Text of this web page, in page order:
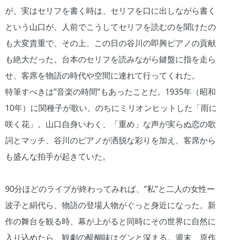
が、実はセリフを書く時は、セリフを口に出しながら書く
という山口が、人前でこうしてセリフを読むのを聞けたの
も大変貴重で、その上、この日の谷川の即興ピアノの貢献
も絶大だった。台本のセリフを読みながら鍵盤に指を走ら
せ、客席を物語の時代や空間に連れて行ってくれた。
特筆すべきは”音楽の時間”もあったことだ。1935年（昭和
10年）に関種子が歌い、のちにミリオンヒットした「雨に
咲く花」。山口自身いわく、「重め」な声が実らぬ恋の歌
詞とマッチ、谷川のピアノが洒脱な彩りを加え、客席から
も盛んな拍手が起きていた。
90分ほどのライブが終わってみれば、”私”と二人の女性ー
波子と絹代ら、物語の登場人物がぐっと身近になった。新
作の舞台を観る時、幕が上がると同時にその世界に自然に
入り込めたら、観劇の醍醐味はグンと深まる。週末、原作